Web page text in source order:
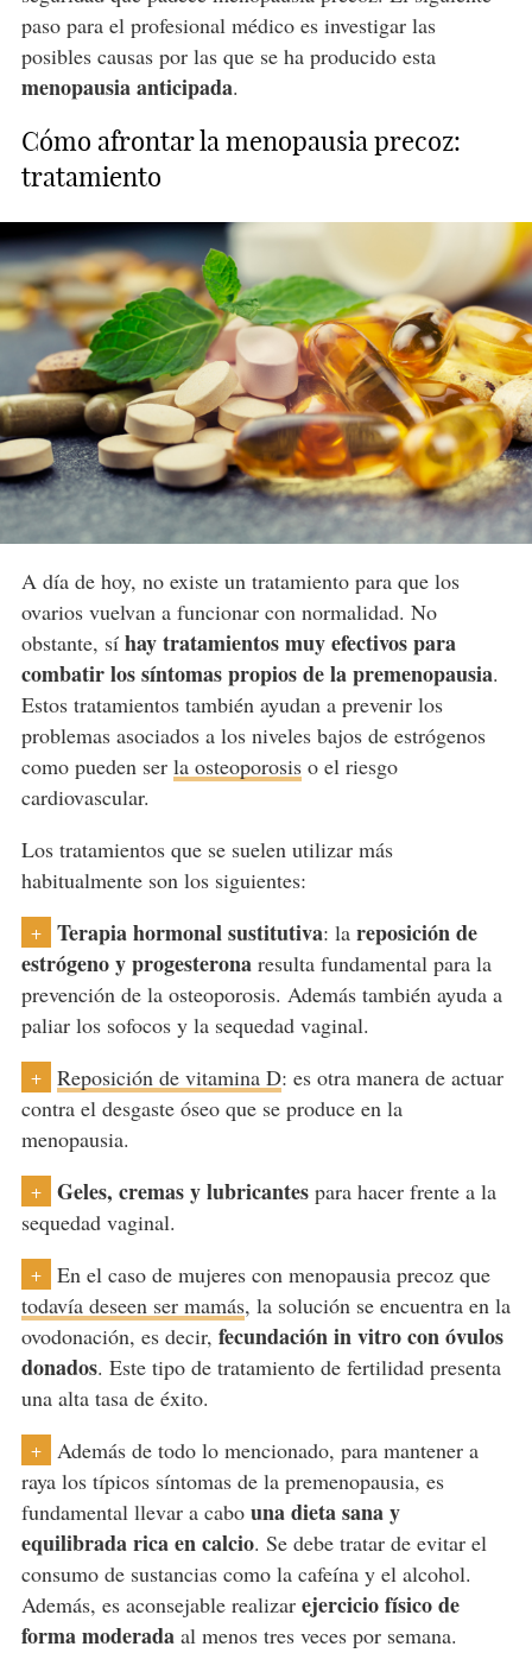
paso para el profesional médico es investigar las
posibles causas por las que se ha producido esta
menopausia anticipada.
Cómo afrontar la menopausia precoz:
tratamiento
A día de hoy, no existe un tratamiento para que los
ovarios vuelvan a funcionar con normalidad. No
obstante, sí hay tratamientos muy efectivos para
combatir los síntomas propios de la premenopausia.
Estos tratamientos también ayudan a prevenir los
problemas asociados a los niveles bajos de estrógenos
como pueden ser la osteoporosiso el riesgo
cardiovascular.
Los tratamientos que se suelen utilizar más
habitualmente son los siguientes:
+ Terapia hormonal sustitutiva: la reposición de
estrógeno y progesteronaresulta fundamental para la
prevención de la osteoporosis. Además también ayuda a
paliar los sofocos y la sequedad vaginal.
+ Reposición de vitamina D: es otra manera de actuar
contra el desgaste óseo que se produce en la
menopausia.
+ Geles, cremas y lubricantespara hacer frente a la
sequedad vaginal.
+
En el caso de mujeres con menopausia precoz que
todavía deseen ser mamás, la solución se encuentra en la
ovodonación, es decir, fecundación in vitro con óvulos
donados. Este tipo de tratamiento de fertilidad presenta
una alta tasa de éxito.
+
Además de todo lo mencionado, para mantener a
raya los típicos síntomas de la premenopausia, es
fundamental llevar a cabo una dieta sana y
equilibrada rica en calcio. Se debe tratar de evitar el
consumo de sustancias como la cafeína y el alcohol.
Además, es aconsejable realizarejercicio físico de
forma moderadaal menos tres veces por semana.